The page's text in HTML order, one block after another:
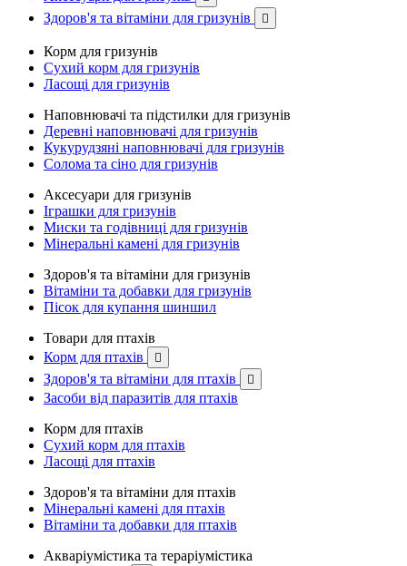
Здоров'я та вітаміни для гризунів 
Корм для гризунів
Сухий корм для гризунів
Ласощі для гризунів
Наповнювачі та підстилки для гризунів
Деревні наповнювачі для гризунів
Кукурудзяні наповнювачі для гризунів
Солома та сіно для гризунів
Аксесуари для гризунів
Іграшки для гризунів
Миски та годівниці для гризунів
Мінеральні камені для гризунів
Здоров'я та вітаміни для гризунів
Вітаміни та добавки для гризунів
Пісок для купання шиншил
Товари для птахів
Корм для птахів

Здоров'я та вітаміни для птахів 
Засоби від паразитів для птахів
Корм для птахів
Сухий корм для птахів
Ласощі для птахів
Здоров'я та вітаміни для птахів
Мінеральні камені для птахів
Вітаміни та добавки для птахів
Акваріумістика та тераріумістика